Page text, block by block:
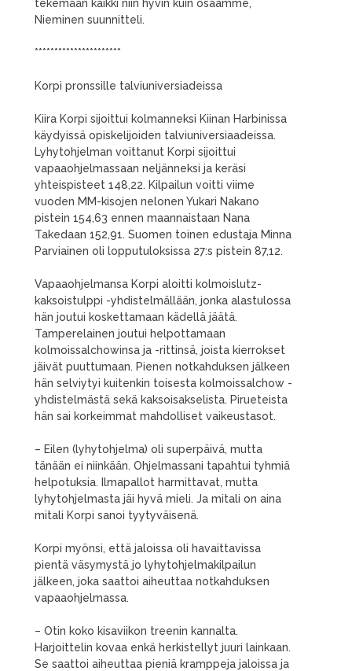
tekemään kaikki niin hyvin kuin osaamme,
Nieminen suunnitteli.
**********************
Korpi pronssille talviuniversiadeissa
Kiira Korpi sijoittui kolmanneksi Kiinan Harbinissa
käydyissä opiskelijoiden talviuniversiaadeissa.
Lyhytohjelman voittanut Korpi sijoittui
vapaaohjelmassaan neljänneksi ja keräsi
yhteispisteet 148,22. Kilpailun voitti viime
vuoden MM-kisojen nelonen Yukari Nakano
pistein 154,63 ennen maannaistaan Nana
Takedaan 152,91. Suomen toinen edustaja Minna
Parviainen oli lopputuloksissa 27:s pistein 87,12.
Vapaaohjelmansa Korpi aloitti kolmoislutz-
kaksoistulppi -yhdistelmällään, jonka alastulossa
hän joutui koskettamaan kädellä jäätä.
Tamperelainen joutui helpottamaan
kolmoissalchowinsa ja -rittinsä, joista kierrokset
jäivät puuttumaan. Pienen notkahduksen jälkeen
hän selviytyi kuitenkin toisesta kolmoissalchow -
yhdistelmästä sekä kaksoisakselista. Pirueteista
hän sai korkeimmat mahdolliset vaikeustasot.
– Eilen (lyhytohjelma) oli superpäivä, mutta
tänään ei niinkään. Ohjelmassani tapahtui tyhmiä
helpotuksia. Ilmapallot harmittavat, mutta
lyhytohjelmasta jäi hyvä mieli. Ja mitali on aina
mitali Korpi sanoi tyytyväisenä.
Korpi myönsi, että jaloissa oli havaittavissa
pientä väsymystä jo lyhytohjelmakilpailun
jälkeen, joka saattoi aiheuttaa notkahduksen
vapaaohjelmassa.
– Otin koko kisaviikon treenin kannalta.
Harjoittelin kovaa enkä herkistellyt juuri lainkaan.
Se saattoi aiheuttaa pieniä kramppeja jaloissa ja